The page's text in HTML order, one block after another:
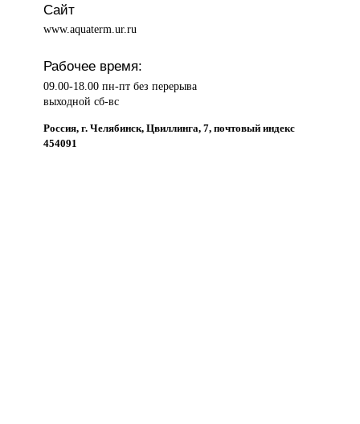
Сайт
www.aquaterm.ur.ru
Рабочее время:
09.00-18.00 пн-пт без перерыва
выходной сб-вс
Россия, г. Челябинск, Цвиллинга, 7, почтовый индекс
454091